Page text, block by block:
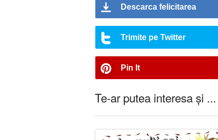
Descarca felicitarea
Trimite pe Twitter
Pin It
Te-ar putea interesa și ...